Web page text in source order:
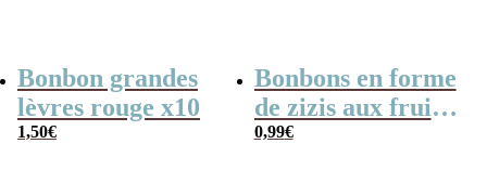
Bonbon grandes
lèvres rouge x10
1,50€
Bonbons en forme
de zizis aux fruits
x 10 – Cadeau
0,99€